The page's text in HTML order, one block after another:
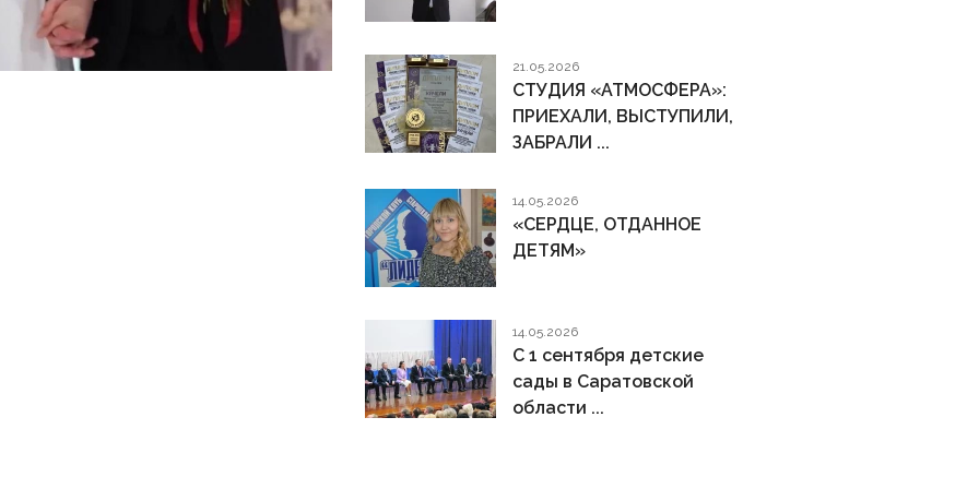
21.05.2026
СТУДИЯ «АТМОСФЕРА»:
ПРИЕХАЛИ, ВЫСТУПИЛИ,
ЗАБРАЛИ ...
14.05.2026
«СЕРДЦЕ, ОТДАННОЕ
ДЕТЯМ»
14.05.2026
С 1 сентября детские
сады в Саратовской
области ...